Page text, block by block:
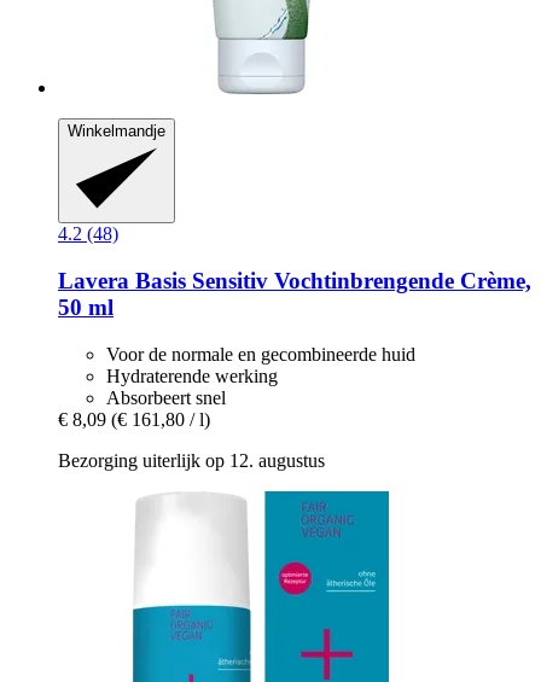
Winkelmandje
4.2 (48)
Lavera Basis Sensitiv Vochtinbrengende Crème,
50 ml
Voor de normale en gecombineerde huid
Hydraterende werking
Absorbeert snel
€ 8,09 (€ 161,80 / l)
Bezorging uiterlijk op 12. augustus